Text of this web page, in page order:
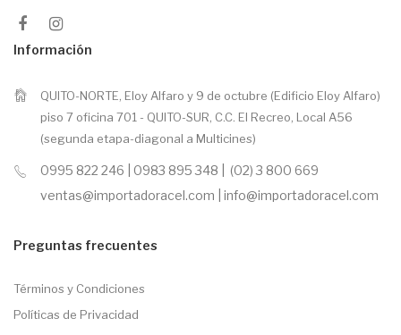
Información
QUITO-NORTE, Eloy Alfaro y 9 de octubre (Edificio Eloy Alfaro)
piso 7 oficina 701 - QUITO-SUR, C.C. El Recreo, Local A56
(segunda etapa-diagonal a Multicines)
0995 822 246 | 0983 895 348 | (02) 3 800 669
ventas@importadoracel.com | info@importadoracel.com
Preguntas frecuentes
Términos y Condiciones
Políticas de Privacidad